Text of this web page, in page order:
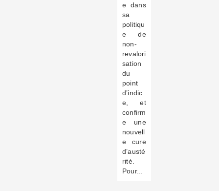
e dans
sa
politiqu
e de
non-
revalori
sation
du
point
d’indic
e, et
confirm
e une
nouvell
e cure
d’austé
rité.
Pour...